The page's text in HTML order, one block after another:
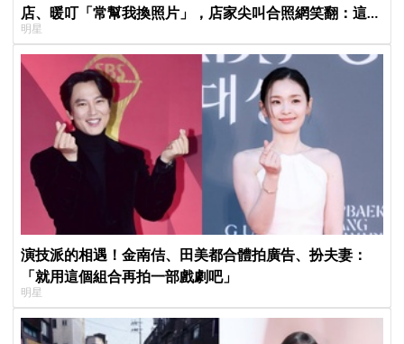
店、暖叮「常幫我換照片」，店家尖叫合照網笑翻：這輩
子不能脫粉了
明星
演技派的相遇！金南佶、田美都合體拍廣告、扮夫妻：
「就用這個組合再拍一部戲劇吧」
明星